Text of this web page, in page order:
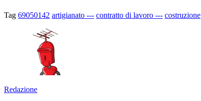
Tag 69050142 artigianato --- contratto di lavoro --- costruzione
Redazione